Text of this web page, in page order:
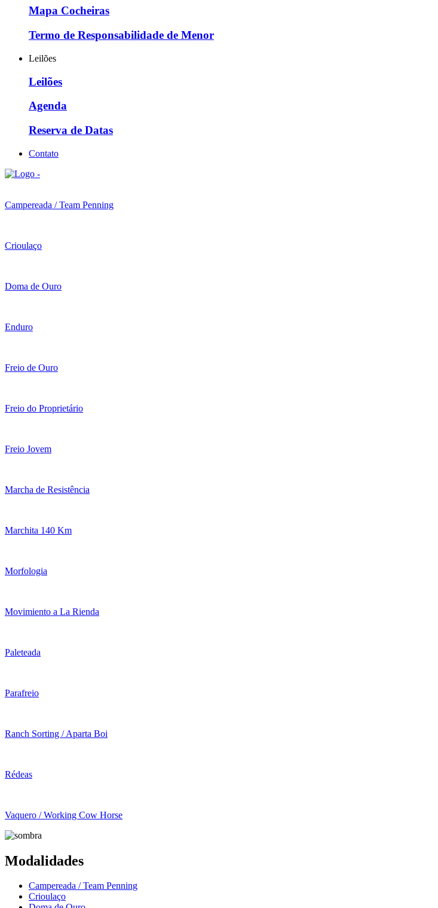
Mapa Cocheiras
Termo de Responsabilidade de Menor
Leilões
Leilões
Agenda
Reserva de Datas
Contato
Campereada / Team Penning
Crioulaço
Doma de Ouro
Enduro
Freio de Ouro
Freio do Proprietário
Freio Jovem
Marcha de Resistência
Marchita 140 Km
Morfologia
Movimiento a La Rienda
Paleteada
Parafreio
Ranch Sorting / Aparta Boi
Rédeas
Vaquero / Working Cow Horse
Modalidades
Campereada / Team Penning
Crioulaço